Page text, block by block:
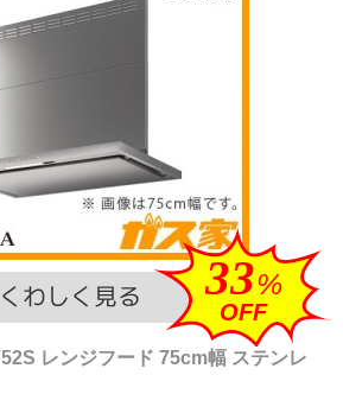
33%
OFF
レンジフード 75cm幅 ステンレ